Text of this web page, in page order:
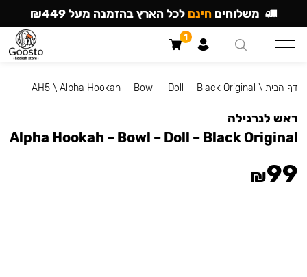
דף הבית \
AH5\ Alpha Hookah — Bowl — Doll — Black Original
ראש לנרגילה
Alpha Hookah – Bowl – Doll – Black Original
₪99
משלוחים חינם לכל הארץ בהזמנה מעל ₪449
1